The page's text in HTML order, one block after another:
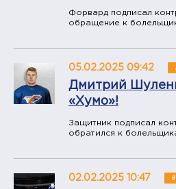
Форвард подписал
обращение к
05.02.2025 09:42
Дмитрий
«Хумо»!
Защитник подписал
обратился к
02.02.2025 10:47